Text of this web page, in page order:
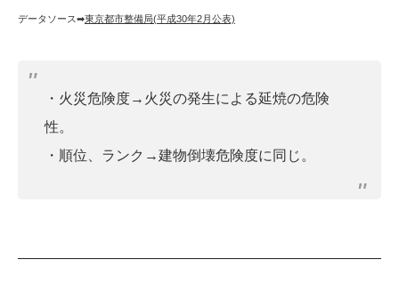
データソース➡︎東京都市整備局(平成30年2月公表)
・火災危険度→火災の発生による延焼の危険
性。
・順位、ランク→建物倒壊危険度に同じ。